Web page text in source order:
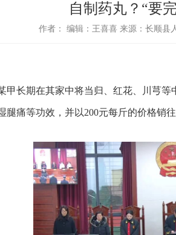
自制药丸？“要
作者： 编辑：王喜喜 来源：长顺县
长期在其家中将当归、红花、川芎等
腿痛等功效，并以200元每斤的价格销